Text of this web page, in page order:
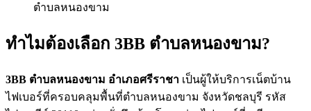
ตำบลหนองขาม
ทำไมต้องเลือก 3BB ตำบลหนองขาม?
3BB ตำบลหนองขาม อำเภอศรีราชา เป็นผู้ให้บริการเน็ตบ้าน
ไฟเบอร์ที่ครอบคลุมพื้นที่ตำบลหนองขาม จังหวัดชลบุรี รหัส